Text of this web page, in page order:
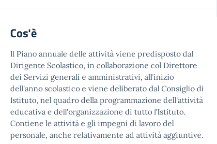
Cos'è
Il Piano annuale delle attività viene predisposto dal
Dirigente Scolastico, in collaborazione col Direttore
dei Servizi generali e amministrativi, all'inizio
dell'anno scolastico e viene deliberato dal Consiglio di
Istituto, nel quadro della programmazione dell'attività
educativa e dell'organizzazione di tutto l'Istituto.
Contiene le attività e gli impegni di lavoro del
personale, anche relativamente ad attività aggiuntive.